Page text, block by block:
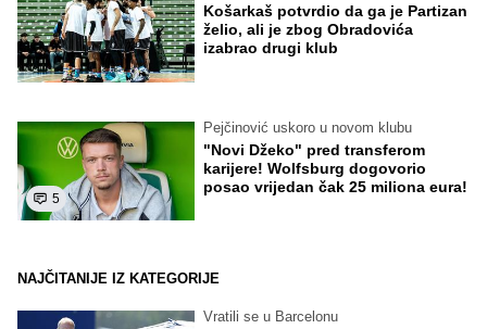
Košarkaš potvrdio da ga je Partizan
želio, ali je zbog Obradovića
izabrao drugi klub
5
Pejčinović uskoro u novom klubu
"Novi Džeko" pred transferom
karijere! Wolfsburg dogovorio
posao vrijedan čak 25 miliona eura!
NAJČITANIJE IZ KATEGORIJE
Vratili se u Barcelonu